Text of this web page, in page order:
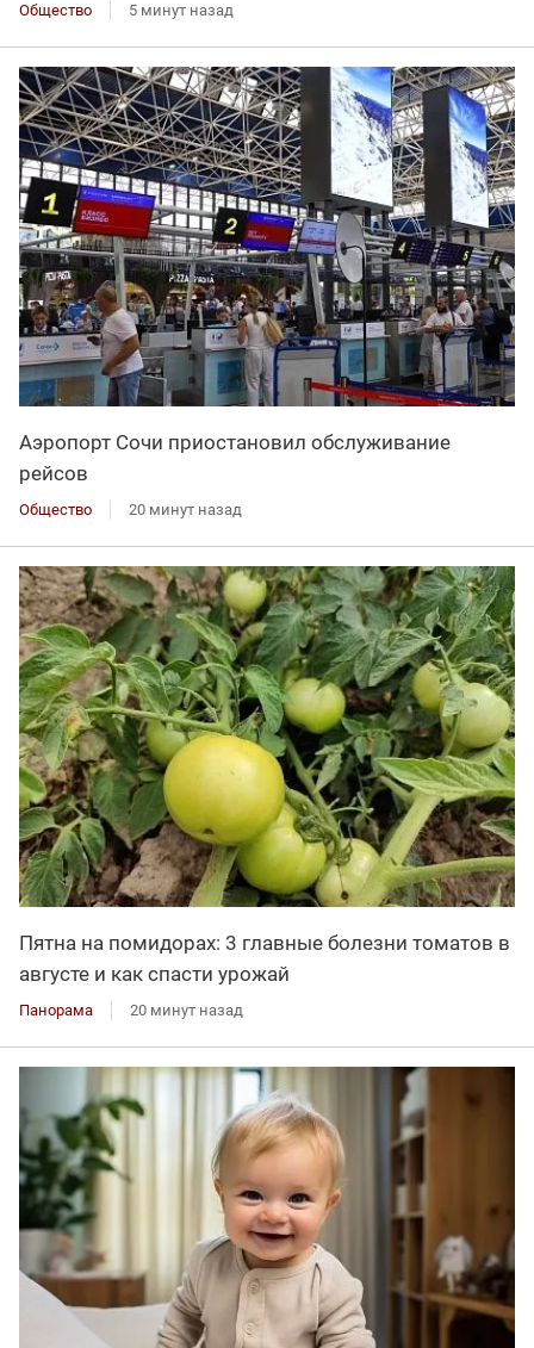
Общество 5 минут назад
Аэропорт Сочи приостановил обслуживание
рейсов
Общество 20 минут назад
Пятна на помидорах: 3 главные болезни томатов в
августе и как спасти урожай
Панорама 20 минут назад